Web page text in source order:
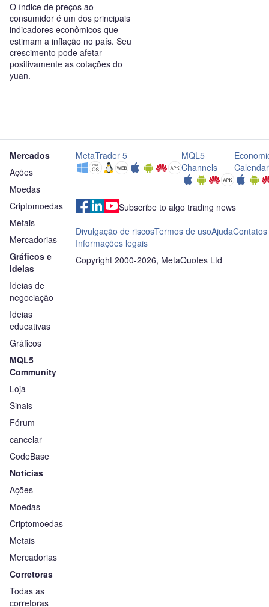
O índice de preços ao
consumidor é um dos principais
indicadores econômicos que
estimam a inflação no país. Seu
crescimento pode afetar
positivamente as cotações do
yuan.
Mercados
Ações
Moedas
Criptomoedas
Metais
Mercadorias
Gráficos e
ideias
Ideias de
negociação
Ideias
educativas
Gráficos
MQL5
Community
Loja
Sinais
Fórum
cancelar
CodeBase
Notícias
Ações
Moedas
Criptomoedas
Metais
Mercadorias
Corretoras
Todas as
corretoras
MetaTrader 5
MQL5
Channels
Calendar
Subscribe to algo trading news
Divulgação de riscosTermos de usoAjudaContatos
Informações legais
Copyright 2000-2026, MetaQuotes Ltd